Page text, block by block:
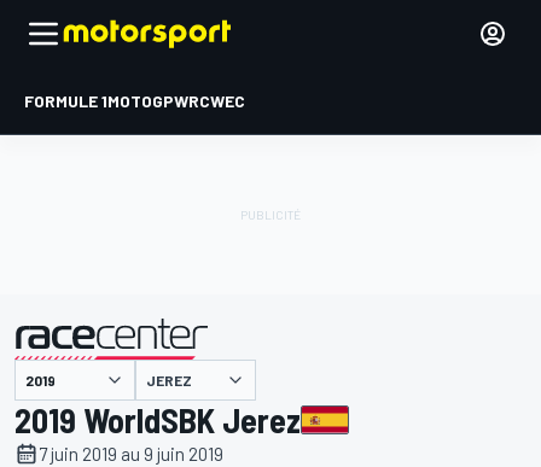
FORMULE 1MOTOGPWRCWEC
présenté par JEREZ
2019 WorldSBK Jerez
7 juin 2019 au 9 juin 2019